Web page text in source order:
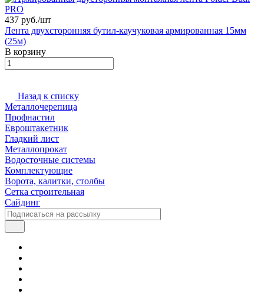
437 руб./шт
Лента двухсторонняя бутил-каучуковая армированная 15мм
(25м)
В корзину
Назад к списку
Металлочерепица
Профнастил
Евроштакетник
Гладкий лист
Металлопрокат
Водосточные системы
Комплектующие
Ворота, калитки, столбы
Сетка строительная
Сайдинг